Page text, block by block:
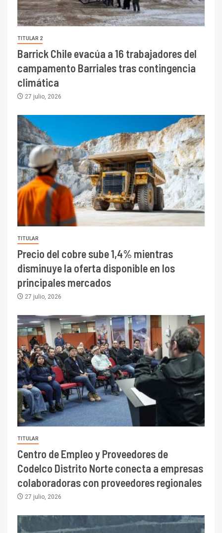
TITULAR 2
Barrick Chile evacúa a 16 trabajadores del
campamento Barriales tras contingencia
climática
27 julio, 2026
TITULAR
Precio del cobre sube 1,4% mientras
disminuye la oferta disponible en los
principales mercados
27 julio, 2026
TITULAR
Centro de Empleo y Proveedores de
Codelco Distrito Norte conecta a empresas
colaboradoras con proveedores regionales
27 julio, 2026